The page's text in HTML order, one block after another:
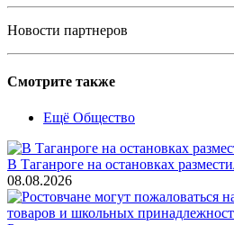
Новости партнеров
Смотрите также
Ещё Общество
В Таганроге на остановках
08.08.2026